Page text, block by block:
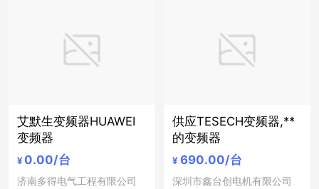
艾默生变频器HUAWEI
变频器
¥ 0.00/台
济南多得电气工程有限公司
供应TESECH变频器,**
的变频器
¥ 690.00/台
深圳市鑫台创电机有限公司